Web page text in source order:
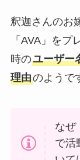
釈迦さんのお
「AVA」を
時のユーザー
理由のようで
なぜ
で活